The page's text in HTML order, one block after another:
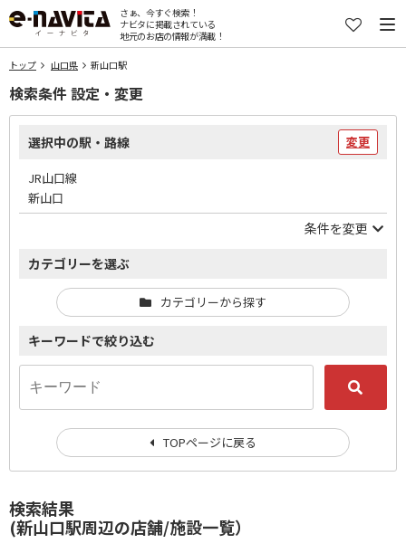
さぁ、今すぐ検索！
ナビタに掲載されている
地元のお店の情報が満載！
トップ 山口県 新山口駅
検索結果
(新山口駅周辺の店舗/施設一覧）
検索条件 設定・変更
選択中の駅・路線 変更
JR山口線
新山口
条件を変更
カテゴリーを選ぶ
カテゴリーから探す
キーワードで絞り込む
TOPページに戻る